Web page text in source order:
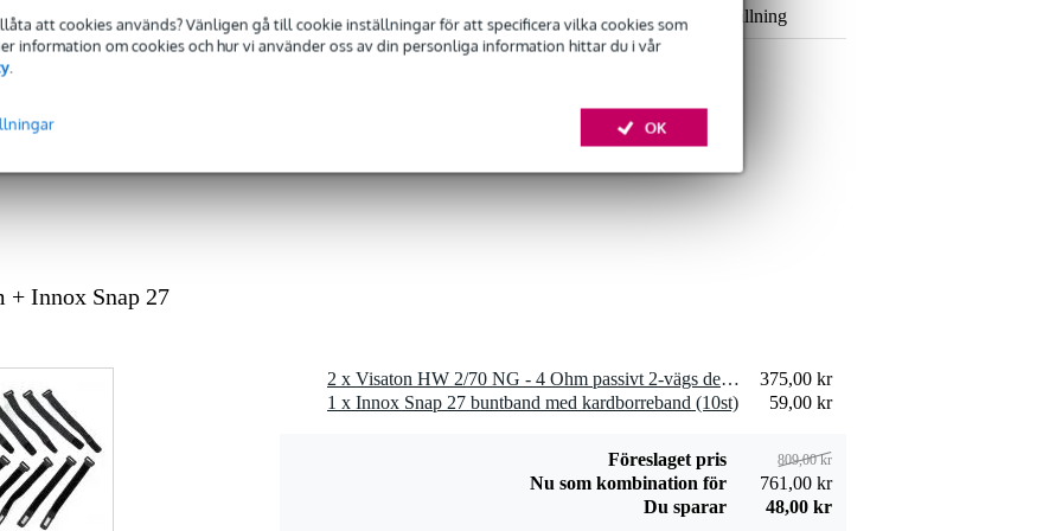
att cookies används? Vänligen gå till cookie inställningar för att specificera vilka cookies som
information om cookies och hur vi använder oss av din personliga information hittar du i vår
.
OK
med låg förlust för audiofrekvenser
och upptagningsfrekvens kontrollerad
Lägg till beställning
Devine SPE25/10
högtalarkabel
2x2,5 mm2 10
309,00 kr
Devine JACS/10
signalkabel stereo
Lägg till beställning
+ Innox Snap 27
2 x Visaton HW 2/70 NG - 4 Ohm passivt 2-vägs delningsfilter för högtalare
375,00 kr
1 x Innox Snap 27 buntband med kardborreband (10st)
59,00 kr
Föreslaget pris 809,00 kr
Nu som kombination för
761,00 kr
Du sparar
48,00 kr